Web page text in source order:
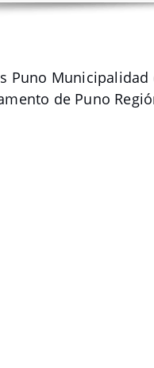
Puno Municipalidad
de Puno